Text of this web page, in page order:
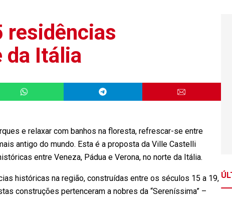
residências
da Itália
e relaxar com banhos na floresta, refrescar-se entre
antigo do mundo. Esta é a proposta da Ville Castelli
entre Veneza, Pádua e Verona, no norte da Itália.
históricas na região, construídas entre os séculos 15 a 19,
construções pertenceram a nobres da “Sereníssima” –